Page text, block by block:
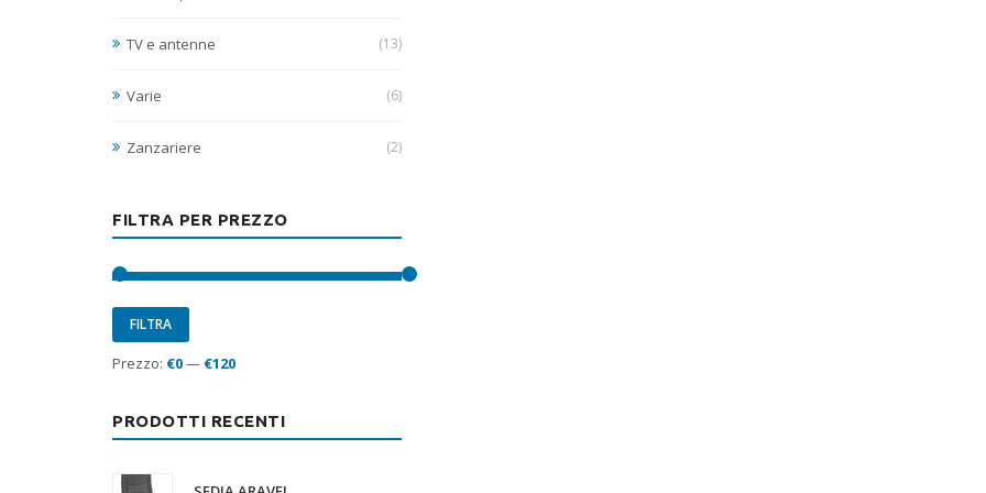
TV e antenne (13)
Varie (6)
Zanzariere (2)
FILTRA PER PREZZO
Prezzo
Min
Prezzo
Max
FILTRA
Prezzo: €0— €120
PRODOTTI RECENTI